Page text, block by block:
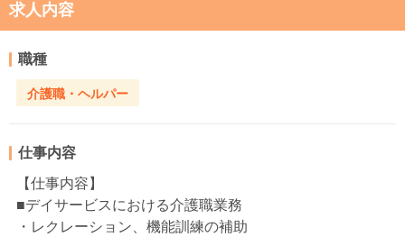
求人内容
職種
介護職・ヘルパー
仕事内容
【仕事内容】
■デイサービスにおける介護職業務
・レクレーション、機能訓練の補助